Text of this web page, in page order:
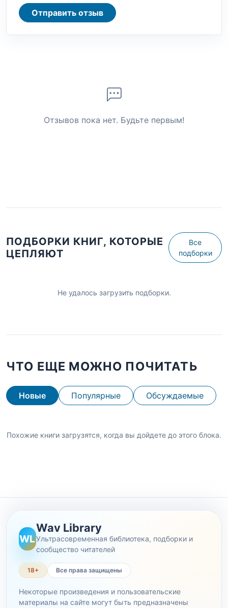
Отправить отзыв
Отзывов пока нет. Будьте первым!
ПОДБОРКИ КНИГ, КОТОРЫЕ
ЦЕПЛЯЮТ
Все
подборки
Не удалось загрузить подборки.
ЧТО ЕЩЕ МОЖНО ПОЧИТАТЬ
Новые Популярные Обсуждаемые
Похожие книги загрузятся, когда вы дойдете до этого блока.
WL
Wav Library
Ультрасовременная библиотека, подборки и
сообщество читателей
18+ Все права защищены
Некоторые произведения и пользовательские
материалы на сайте могут быть предназначены